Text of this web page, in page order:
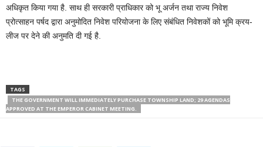
अधिकृत किया गया है. साथ ही सरकारी प्राधिकार को भू अर्जन तथा राज्य निवेश
प्रोत्साहन पर्षद द्वारा अनुमोदित निवेश परियोजना के लिए संबंधित निवेशकों को भूमि क्रय-
लीज पर देने की अनुमति दी गई है.
TAGS
THE GOVERNMENT WILL IMMEDIATELY PURCHASE TOWNSHIP LAND; 29 AGENDAS
APPROVED AT THE EMPEROR CABINET MEETING.